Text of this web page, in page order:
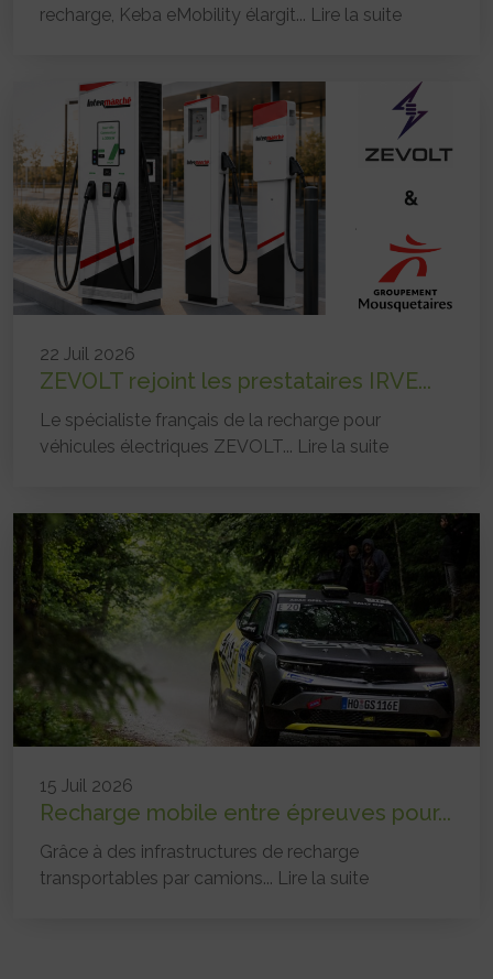
recharge, Keba eMobility élargit... Lire la suite
22 Juil 2026
ZEVOLT rejoint les prestataires IRVE...
Le spécialiste français de la recharge pour
véhicules électriques ZEVOLT... Lire la suite
15 Juil 2026
Recharge mobile entre épreuves pour...
Grâce à des infrastructures de recharge
transportables par camions... Lire la suite